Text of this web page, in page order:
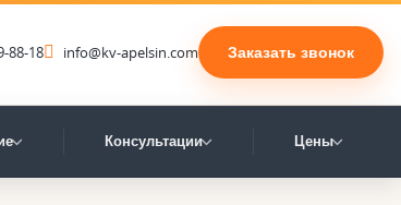
88-18 info@kv-apelsin.com Заказать звонок
Консультации Цены